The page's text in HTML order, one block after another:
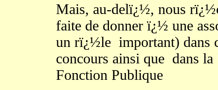
Mais, au-delï¿½, nous
faite de donner ï¿½ une
un rï¿½le important) dans
concours ainsi que dans
Fonction Publique